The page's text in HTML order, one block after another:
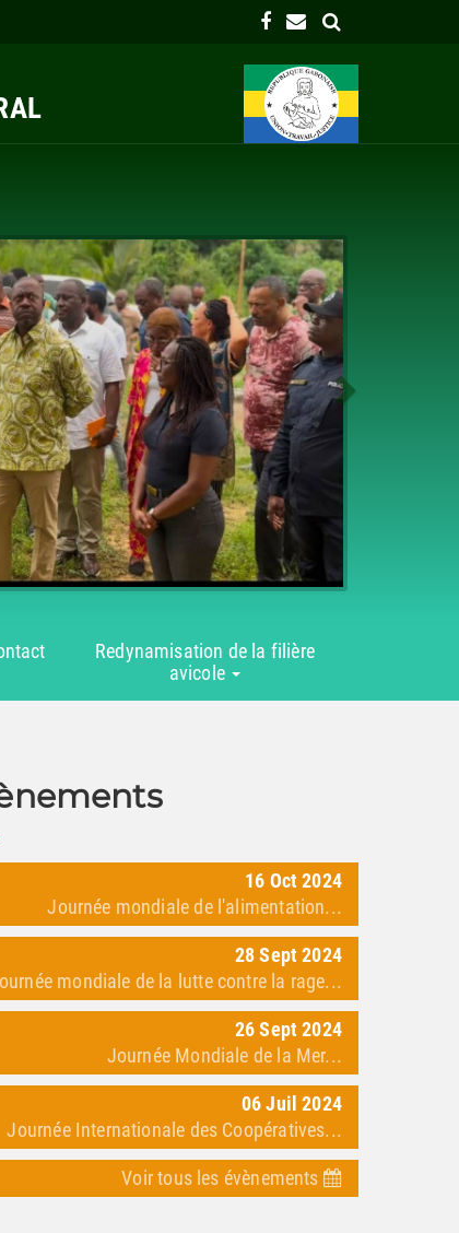
Redynamisation de la filière
avicole
16 Oct 2024
Journée mondiale de l'alimentation...
28 Sept 2024
mondiale de la lutte contre la rage...
26 Sept 2024
Journée Mondiale de la Mer...
06 Juil 2024
Journée Internationale des Coopératives...
Voir tous les évènements